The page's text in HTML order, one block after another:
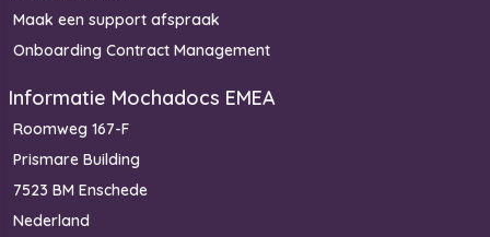
Maak een support afspraak
Onboarding Contract Management
Informatie Mochadocs EMEA
Roomweg 167-F
Prismare Building
7523 BM Enschede
Nederland